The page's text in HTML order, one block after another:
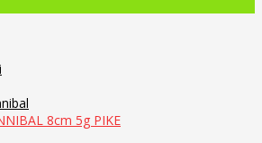
8cm 5g PIKE